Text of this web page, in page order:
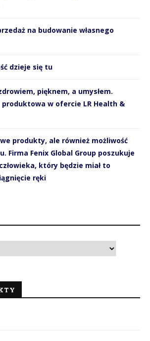
na budowanie własnego
dzieje się tu
pięknem, a umysłem.
w ofercie LR Health &
produkty, ale również możliwość
Firma Fenix Global Group poszukuje
który będzie miał to
ręki